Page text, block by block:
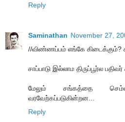
Reply
Saminathan November 27,
//விண்ணப்பம் எங்கே கிடைக்கும்?
சாப்பாடு இல்லாம திருப்பூர்ல
மேலும் சங்கத்தை
வரவேற்கப்படுகின்றன...
Reply